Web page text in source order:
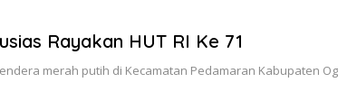
Rayakan HUT RI Ke 71
merah putih di Kecamatan Pedamaran Kabupaten